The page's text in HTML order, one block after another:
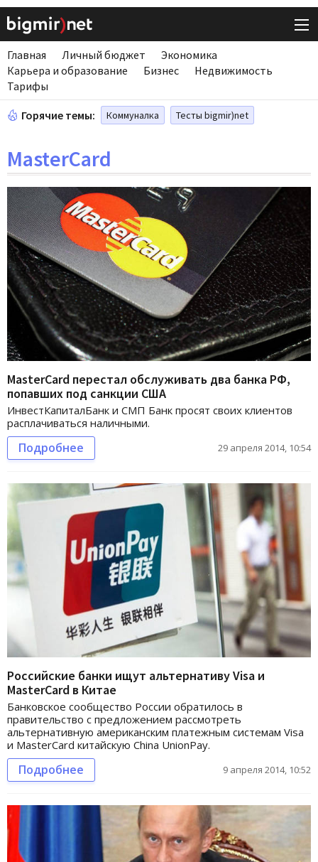
Главная Личный бюджет
Экономика
Карьера и образование
Бизнес
Недвижимость
Тарифы
Горячие темы: Коммуналка Тесты bigmir)net
MasterCard
MasterСard перестал обслуживать два банка РФ,
попавших под санкции США
ИнвестКапиталБанк и СМП Банк просят своих клиентов
расплачиваться наличными.
Подробнее 29 апреля 2014, 10:54
Российские банки ищут альтернативу Visa и
MasterСard в Китае
Банковское сообщество России обратилось в
правительство с предложением рассмотреть
альтернативную американским платежным системам Visa
и MasterCard китайскую China UnionPay.
Подробнее 9 апреля 2014, 10:52